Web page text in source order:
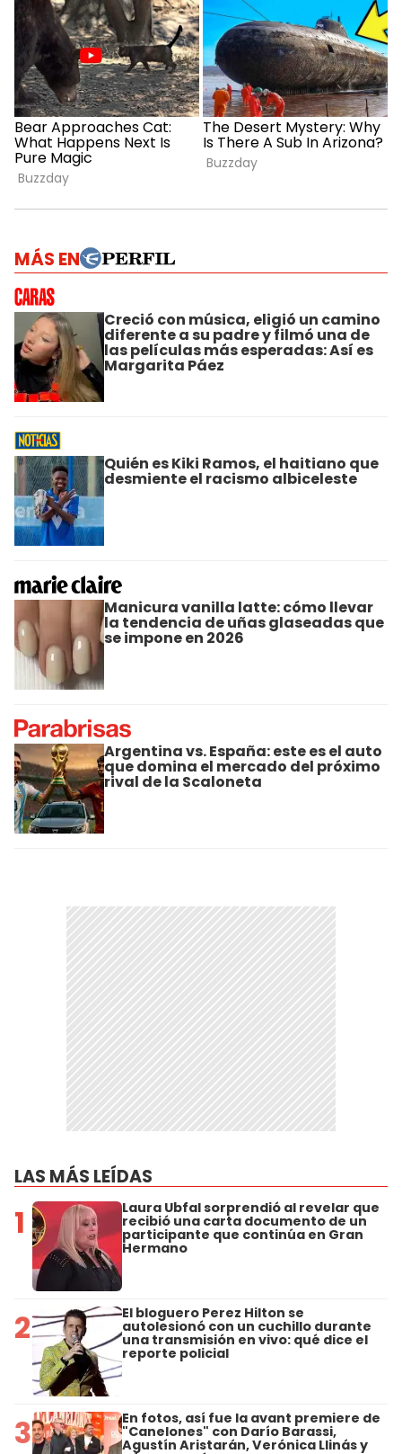
MÁS EN
Creció con música, eligió un camino
diferente a su padre y filmó una de
las películas más esperadas: Así es
Margarita Páez
Quién es Kiki Ramos, el haitiano que
desmiente el racismo albiceleste
Manicura vanilla latte: cómo llevar
la tendencia de uñas glaseadas que
se impone en 2026
Argentina vs. España: este es el auto
que domina el mercado del próximo
rival de la Scaloneta
LAS MÁS LEÍDAS
1 Laura Ubfal sorprendió al revelar que
recibió una carta documento de un
participante que continúa en Gran
Hermano
2 El bloguero Perez Hilton se
autolesionó con un cuchillo durante
una transmisión en vivo: qué dice el
reporte policial
3 En fotos, así fue la avant premiere de
"Canelones" con Darío Barassi,
Agustín Aristarán, Verónica Llinás y